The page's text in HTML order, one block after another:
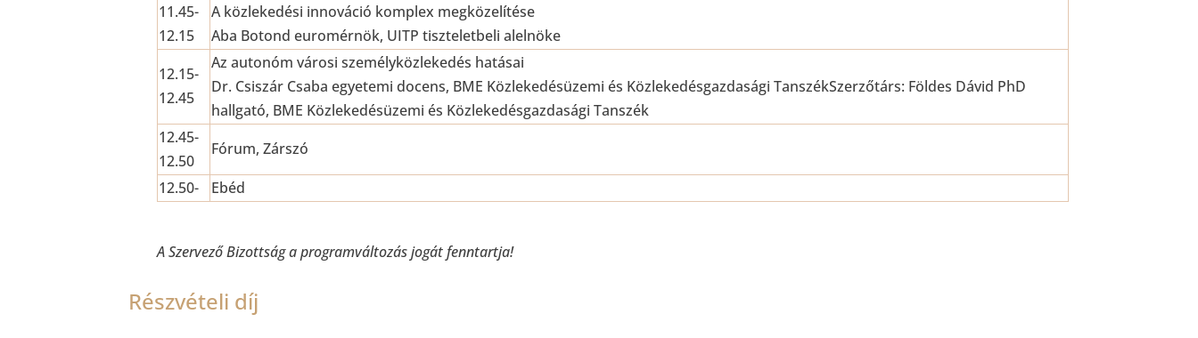
11.45-
12.15
A közlekedési innováció komplex megközelítése
Aba Botond euromérnök, UITP tiszteletbeli alelnöke
12.15-
12.45
Az autonóm városi személyközlekedés hatásai
Dr. Csiszár Csaba egyetemi docens, BME Közlekedésüzemi és Közlekedésgazdasági TanszékSzerzőtárs: Földes Dávid PhD
hallgató, BME Közlekedésüzemi és Közlekedésgazdasági Tanszék
12.45-
12.50
Fórum, Zárszó
12.50-
Ebéd
A Szervező Bizottság a programváltozás jogát fenntartja!
Részvételi díj